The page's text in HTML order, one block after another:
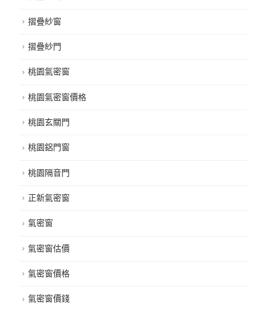
摺疊紗窗
摺疊紗門
桃園氣密窗
桃園氣密窗價格
桃園玄關門
桃園鋁門窗
桃園隔音門
正新氣密窗
氣密窗
氣密窗估價
氣密窗價格
氣密窗價錢